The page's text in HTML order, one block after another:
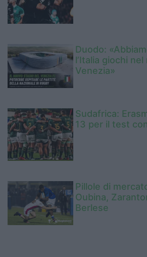
Duodo:
l’Italia giochi
Venezia»
Sudafrica:
13 per il test
Pillole di
Oubina,
Berlese